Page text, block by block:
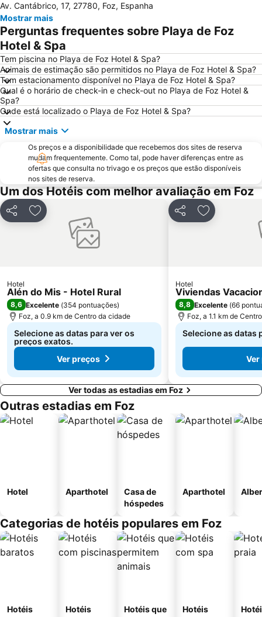
Ponte Romana do Porto o Malvide
Navia
Av. Cantábrico, 17, 27780, Foz, Espanha
Mostrar mais
Perguntas frequentes sobre Playa de Foz
Hotel & Spa
Tem piscina no Playa de Foz Hotel & Spa?
Animais de estimação são permitidos no Playa de Foz Hotel & Spa?
Tem estacionamento disponível no Playa de Foz Hotel & Spa?
Qual é o horário de check-in e check-out no Playa de Foz Hotel &
Spa?
Onde está localizado o Playa de Foz Hotel & Spa?
Mostrar mais
Os preços e a disponibilidade que recebemos dos sites de reserva
mudam frequentemente. Como tal, pode haver diferenças entre as
ofertas que consulta no trivago e os preços que estão disponíveis
nos sites de reserva.
Um dos Hotéis com melhor avaliação em Foz
PartilharAdicionar aos favoritos
Hotel
Alén do Mis - Hotel Rural
8,6 Excelente (354 pontuações)
Foz, a 0.9 km de Centro da cidade
Selecione as datas para ver os
preços exatos.
Ver preços
PartilharAdicionar
Hotel
Viviendas
8,8 Excelente (66
Foz, a 1.1 km de
Selecione as datas
Ver
Ver todas as estadias em Foz
Outras estadias em Foz
Hotel Aparthotel
Casa de
hóspedes
Aparthotel
Categorias de hotéis populares em Foz
Hotéis
Hotéis
Hotéis que
Hotéis